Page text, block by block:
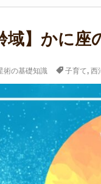
域】かに
術の基礎知識 子育て,西